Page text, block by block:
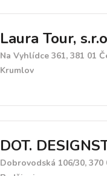
Laura Tour,
Na Vyhlídce 361, 381 01
Krumlov
DOT.
Dobrovodská 106/30, 370